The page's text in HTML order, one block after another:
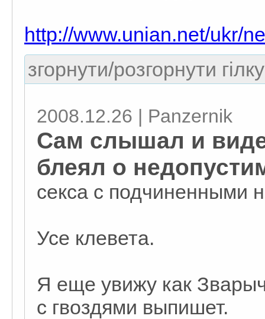
http://www.unian.net/ukr/
згорнути/розгорнути
2008.12.26 | Panzernik
Сам слышал и
блеял о
секса с подчиненными
Усе клевета.
Я еще увижу как
с гвоздями выпишет.